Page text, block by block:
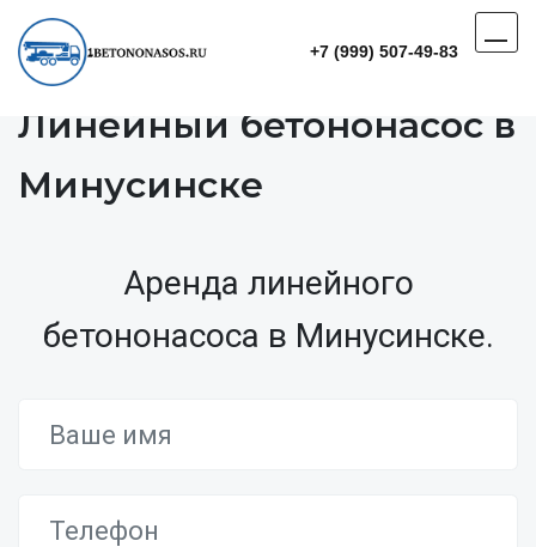
+7 (999) 507-49-83
Линейный бетононасос в
Минусинске
Аренда линейного
бетононасоса в Минусинске.